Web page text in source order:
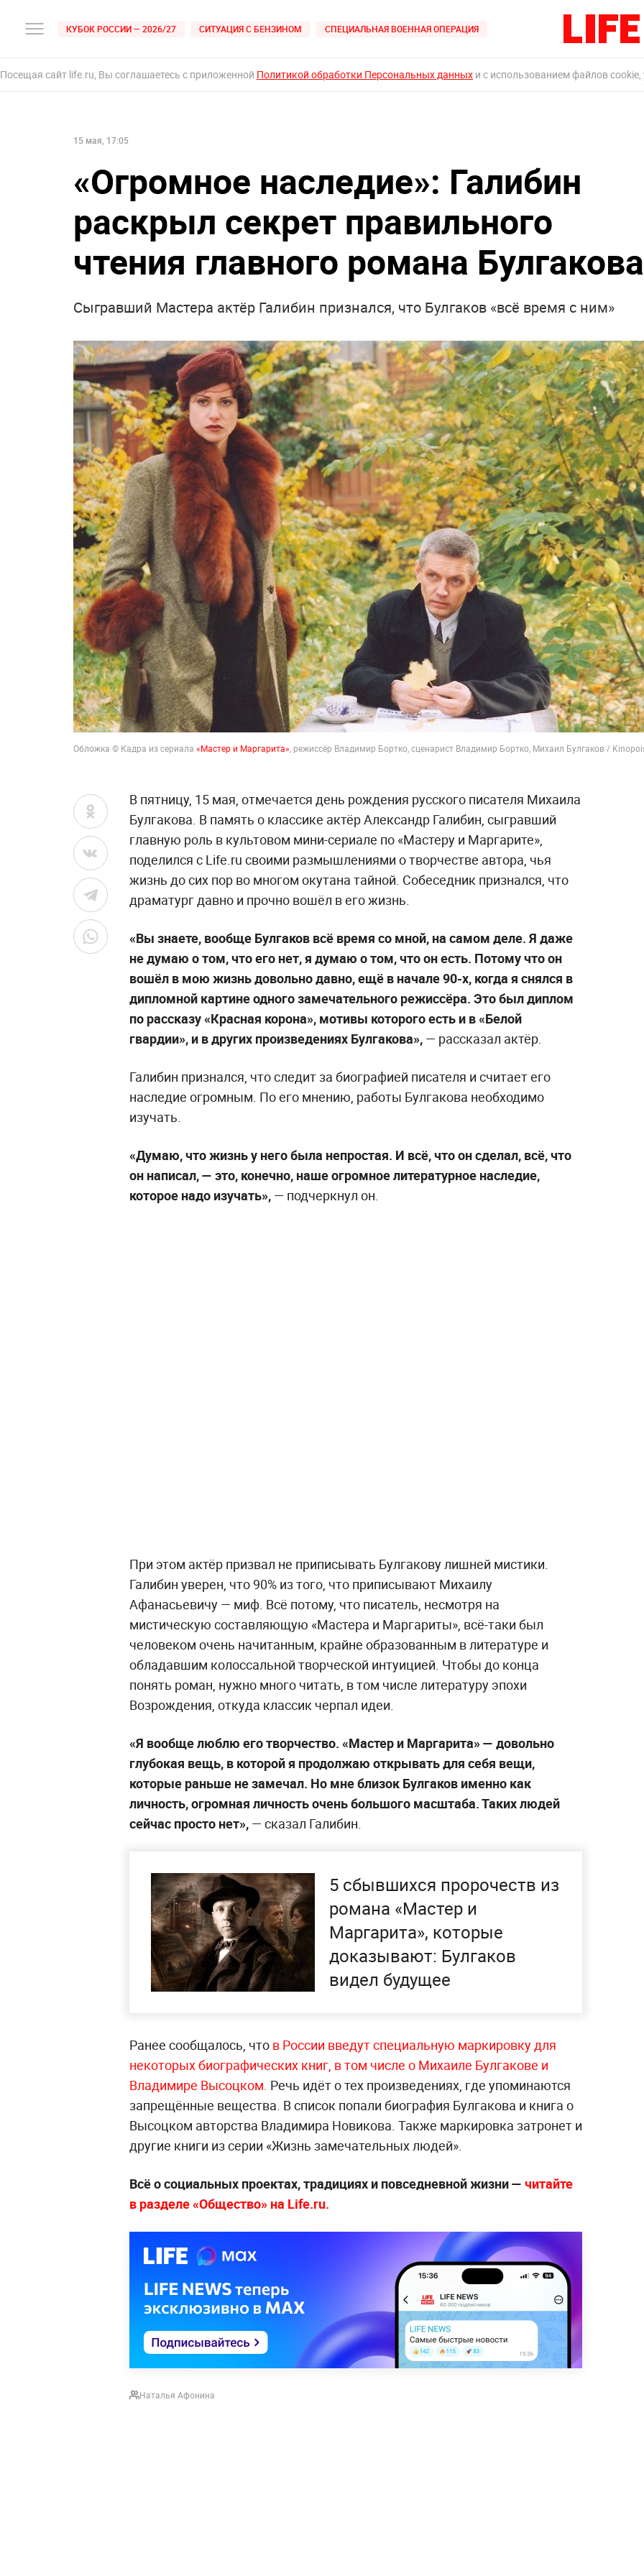
КУБОК РОССИИ — 2026/27 СИТУАЦИЯ С БЕНЗИНОМ СПЕЦИАЛЬНАЯ ВОЕННАЯ ОПЕРАЦИЯ
Посещая сайт life.ru, Вы соглашаетесь с приложенной Политикой обработки Персональных данных и с использованием файлов
15 мая, 17:05
«Огромное наследие»: Галибин
раскрыл секрет правильного
чтения главного романа Булгакова
Сыгравший Мастера актёр Галибин признался, что Булгаков «всё время с ним»
Обложка © Кадра из сериала «Мастер и Маргарита» , режиссёр Владимир Бортко, сценарист Владимир Бортко, Михаил Булгаков /
В пятницу, 15 мая, отмечается день рождения русского писателя Михаила
Булгакова. В память о классике актёр Александр Галибин, сыгравший
главную роль в культовом мини-сериале по «Мастеру и Маргарите»,
поделился с Life.ru своими размышлениями о творчестве автора, чья
жизнь до сих пор во многом окутана тайной. Собеседник признался, что
драматург давно и прочно вошёл в его жизнь.
«Вы знаете, вообще Булгаков всё время со мной, на самом деле. Я даже
не думаю о том, что его нет, я думаю о том, что он есть. Потому что он
вошёл в мою жизнь довольно давно, ещё в начале 90-х, когда я снялся в
дипломной картине одного замечательного режиссёра. Это был диплом
по рассказу «Красная корона», мотивы которого есть и в «Белой
гвардии», и в других произведениях Булгакова», — рассказал актёр.
Галибин признался, что следит за биографией писателя и считает его
наследие огромным. По его мнению, работы Булгакова необходимо
изучать.
«Думаю, что жизнь у него была непростая. И всё, что он сделал, всё, что
он написал, — это, конечно, наше огромное литературное наследие,
которое надо изучать», — подчеркнул он.
При этом актёр призвал не приписывать Булгакову лишней мистики.
Галибин уверен, что 90% из того, что приписывают Михаилу
Афанасьевичу — миф. Всё потому, что писатель, несмотря на
мистическую составляющую «Мастера и Маргариты», всё-таки был
человеком очень начитанным, крайне образованным в литературе и
обладавшим колоссальной творческой интуицией. Чтобы до конца
понять роман, нужно много читать, в том числе литературу эпохи
Возрождения, откуда классик черпал идеи.
«Я вообще люблю его творчество. «Мастер и Маргарита» — довольно
глубокая вещь, в которой я продолжаю открывать для себя вещи,
которые раньше не замечал. Но мне близок Булгаков именно как
личность, огромная личность очень большого масштаба. Таких людей
сейчас просто нет», — сказал Галибин.
5 сбывшихся пророчеств из
романа «Мастер и
Маргарита», которые
доказывают: Булгаков
видел будущее
Ранее сообщалось, что в России введут специальную маркировку для
некоторых биографических книг, в том числе о Михаиле Булгакове и
Владимире Высоцком. Речь идёт о тех произведениях, где упоминаются
запрещённые вещества. В список попали биография Булгакова и книга о
Высоцком авторства Владимира Новикова. Также маркировка затронет и
другие книги из серии «Жизнь замечательных людей».
Всё о социальных проектах, традициях и повседневной жизни — читайте
в разделе «Общество» на Life.ru.
Наталья Афонина